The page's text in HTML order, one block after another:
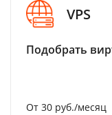
VPS
Подобрать
От 30 руб./месяц